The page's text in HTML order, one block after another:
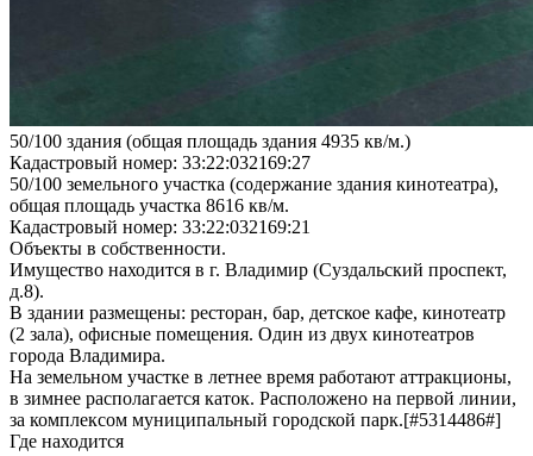
50/100 здания (общая площадь здания 4935 кв/м.)
Кадастровый номер: 33:22:032169:27
50/100 земельного участка (содержание здания кинотеатра),
общая площадь участка 8616 кв/м.
Кадастровый номер: 33:22:032169:21
Объекты в собственности.
Имущество находится в г. Владимир (Суздальский проспект,
д.8).
В здании размещены: ресторан, бар, детское кафе, кинотеатр
(2 зала), офисные помещения. Один из двух кинотеатров
города Владимира.
На земельном участке в летнее время работают аттракционы,
в зимнее располагается каток. Расположено на первой линии,
за комплексом муниципальный городской парк.[#5314486#]
Где находится